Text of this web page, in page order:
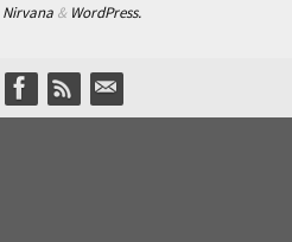
Nirvana& WordPress.